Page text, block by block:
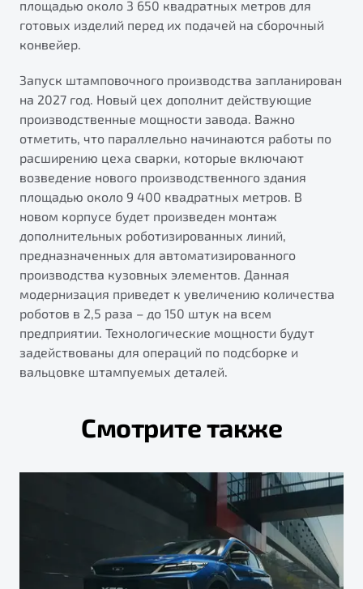
Универсальный кроссовер
от 2 499 990 ₽*
Запись на сервис
Клиентская поддержка
площадью около 3 650 квадратных метров для
готовых изделий перед их подачей на сборочный
конвейер.
Запуск штамповочного производства запланирован
на 2027 год. Новый цех дополнит действующие
производственные мощности завода. Важно
отметить, что параллельно начинаются работы по
расширению цеха сварки, которые включают
возведение нового производственного здания
площадью около 9 400 квадратных метров. В
новом корпусе будет произведен монтаж
дополнительных роботизированных линий,
предназначенных для автоматизированного
производства кузовных элементов. Данная
модернизация приведет к увеличению количества
роботов в 2,5 раза – до 150 штук на всем
предприятии. Технологические мощности будут
задействованы для операций по подсборке и
вальцовке штампуемых деталей.
Смотрите также